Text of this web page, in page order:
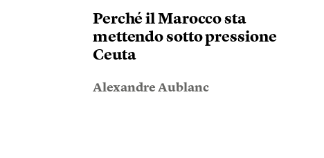
Perché il Marocco sta
mettendo sotto pressione
Ceuta
Alexandre Aublanc